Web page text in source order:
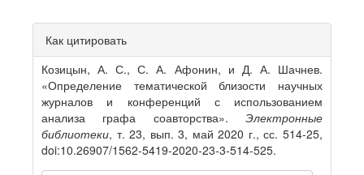
Article
Details
Как цитировать
Козицын, А. С., С. А. Афонин, и Д. А. Шачнев.
«Определение тематической близости научных
журналов и конференций с использованием
анализа графа соавторства». Электронные
библиотеки, т. 23, вып. 3, май 2020 г., сс. 514-25,
doi:10.26907/1562-5419-2020-23-3-514-525.